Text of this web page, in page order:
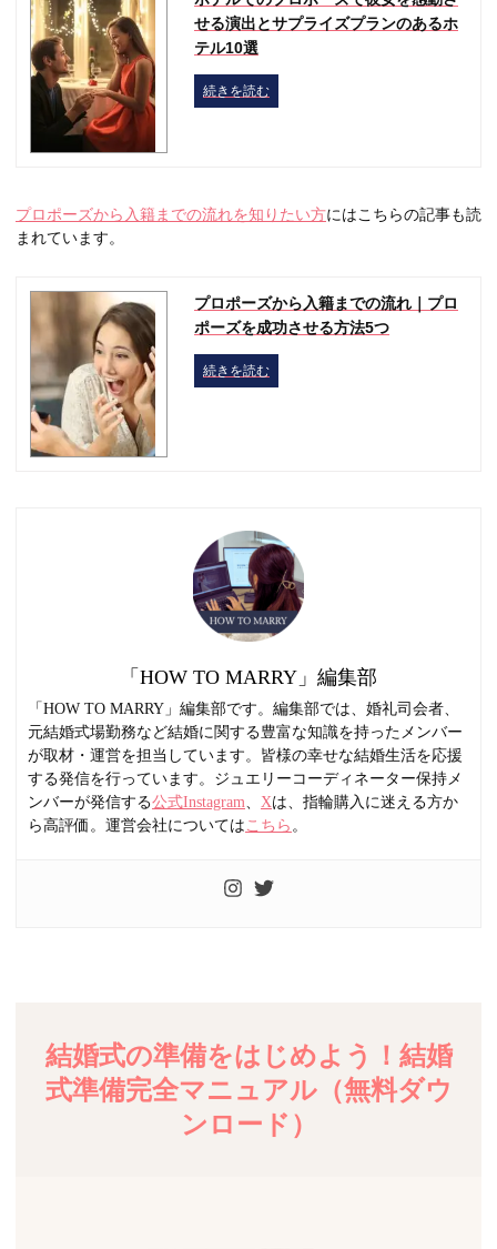
せる演出とサプライズプランのあるホ
テル10選
続きを読む
プロポーズから入籍までの流れを知りたい方にはこちらの記事も読
まれています。
プロポーズから入籍までの流れ｜プロ
ポーズを成功させる方法5つ
続きを読む
「HOW TO MARRY」編集部
「HOW TO MARRY」編集部です。編集部では、婚礼司会者、
元結婚式場勤務など結婚に関する豊富な知識を持ったメンバー
が取材・運営を担当しています。皆様の幸せな結婚生活を応援
する発信を行っています。ジュエリーコーディネーター保持メ
ンバーが発信する公式Instagram Xは、指輪購入に迷える方か
ら高評価。運営会社については こちら 。
結婚式の準備をはじめよう！結婚
式準備完全マニュアル（無料ダウ
ンロード）